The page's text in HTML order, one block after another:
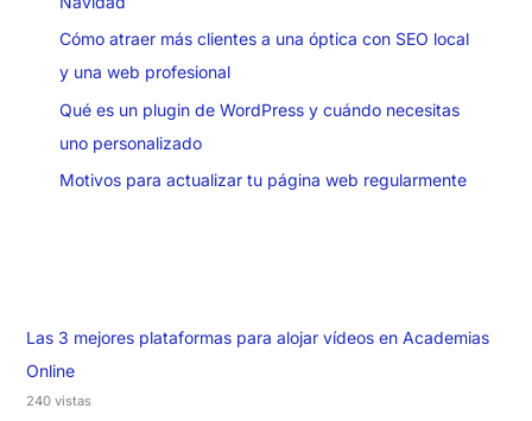
Cómo atraer más clientes a una óptica con SEO local
y una web profesional
Qué es un plugin de WordPress y cuándo necesitas
uno personalizado
Motivos para actualizar tu página web regularmente
Las 3 mejores plataformas para alojar vídeos en Academias
Online
240 vistas